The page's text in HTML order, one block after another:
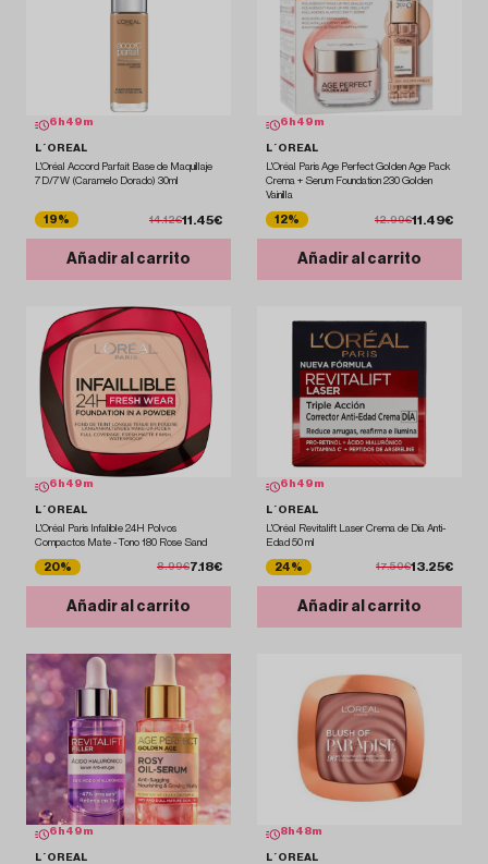
6 h 49 m
L´OREAL
L'Oréal Accord Parfait Base de Maquillaje
7D/7W (Caramelo Dorado) 30ml
19% 14.12€11.45€
Añadir al carrito
6 h 49 m
L´OREAL
L'Oréal Paris Age Perfect Golden Age Pack
Crema + Serum Foundation 230 Golden
Vainilla
12% 12.99€11.49€
Añadir al carrito
6 h 49 m
L´OREAL
L'Oréal Paris Infalible 24H Polvos
Compactos Mate - Tono 180 Rose Sand
20% 8.99€7.18€
Añadir al carrito
6 h 49 m
L´OREAL
L'Oréal Revitalift Laser Crema de Día Anti-
Edad 50 ml
24% 17.50€13.25€
Añadir al carrito
6 h 49 m
L´OREAL
8 h 48m
L´OREAL